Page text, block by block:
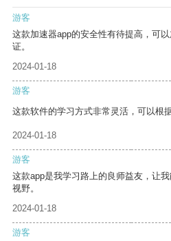
游客
这款加速器app的安全性有待提高，可
证。
2024-01-18
游客
这款软件的学习方式非常灵活，可以根
2024-01-18
游客
这款app是我学习路上的良师益友，让
视野。
2024-01-18
游客